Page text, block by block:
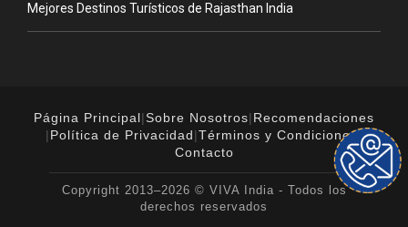
Mejores Destinos Turísticos de Rajasthan India
Página Principal|Sobre Nosotros| Recomendaciones
| Política de Privacidad|Términos y Condiciones|
Contacto
Copyright 2013–2026 © VIVA India - Todos los
derechos reservados